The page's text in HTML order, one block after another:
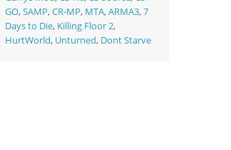
GO,SAMP,CR-MP, MTA,ARMA3,7
Days to Die, Killing Floor 2,
HurtWorld, Unturned, Dont Starve